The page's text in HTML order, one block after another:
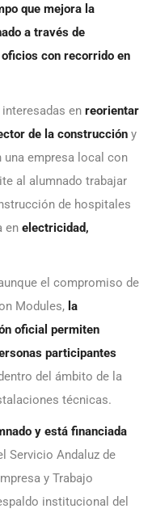
que mejora la
a través de
con recorrido en
en reorientar
de la construcción y
una empresa local con
al alumnado trabajar
de hospitales
en electricidad,
el compromiso de
Modules, la
oficial permiten
participantes
del ámbito de la
técnicas.
y está financiada
Servicio Andaluz de
y Trabajo
institucional del